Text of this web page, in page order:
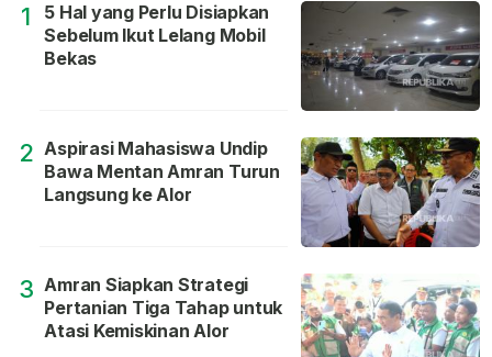
1
5 Hal yang Perlu Disiapkan
Sebelum Ikut Lelang Mobil
Bekas
2 Aspirasi Mahasiswa Undip
Bawa Mentan Amran Turun
Langsung ke Alor
3 Amran Siapkan Strategi
Pertanian Tiga Tahap untuk
Atasi Kemiskinan Alor